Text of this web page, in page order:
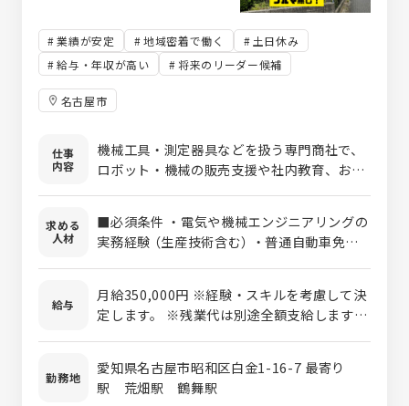
業績が安定 地域密着で働く
土日休み
給与・年収が高い
将来のリーダー候補
名古屋市
仕事
内容
機械工具・測定器具などを扱う専門商社で、
ロボット・機械の販売支援や社内教育、およ
PR ・ロボットのプログラム作成、調整 ・お
客様先でのロボット・機械のデモ実施 ・導入
後のサポートとアフターサービス ・新規顧客
へのアプローチ ・技術的な提案資料の作成
・独自ルートの開拓 ・展示会への参加 「現場
せるようにサポートするお仕事です。 商社の
強みを活かし、複数メーカーの製品を横断的
求める
人材
■必須条件 ・電気や機械エンジニアリングの
実務経験 （生産技術含む） ・普通自動車免許
たい ・作るだけでなく、お客様に直接関わり
たい ・技術知識を武器にキャリアチェンジし
たい ・製造現場の課題に寄り添い、解決した
い ■こんな方には難しいかもしれません ・
エンジニアとしての実務経験がない方 ・外出
給与
月給350,000円 ※経験・スキルを考慮して決
定します。 ※残業代は別途全額支給します。
りません。 年収例：入社1年目／年収500万
円以上 ※技術営業や電気・機械エンジニアリ
勤務地
愛知県名古屋市昭和区白金1-16-7 最寄り
駅 荒畑駅 鶴舞駅